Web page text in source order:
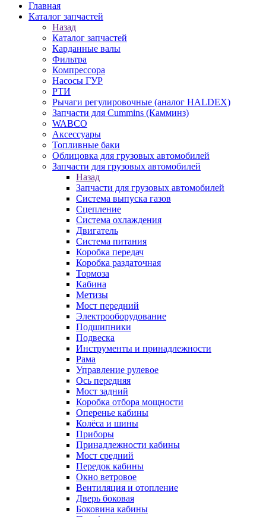
Главная
Каталог запчастей
Назад
Каталог запчастей
Карданные валы
Фильтра
Компрессора
Насосы ГУР
РТИ
Рычаги регулировочные (аналог HALDEX)
Запчасти для Cummins (Камминз)
WABCO
Аксессуары
Топливные баки
Облицовка для грузовых автомобилей
Запчасти для грузовых автомобилей
Назад
Запчасти для грузовых автомобилей
Система выпуска газов
Сцепление
Система охлаждения
Двигатель
Система питания
Коробка передач
Коробка раздаточная
Тормоза
Кабина
Метизы
Мост передний
Электрооборудование
Подшипники
Подвеска
Инструменты и принадлежности
Рама
Управление рулевое
Ось передняя
Мост задний
Коробка отбора мощности
Оперенье кабины
Колёса и шины
Приборы
Принадлежности кабины
Мост средний
Передок кабины
Окно ветровое
Вентиляция и отопление
Дверь боковая
Боковина кабины